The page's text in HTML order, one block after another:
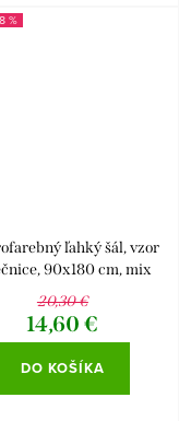
%
ľahký šál, vzor
90x180 cm, mix
farieb
20,30 €
14,60 €
DO KOŠÍKA